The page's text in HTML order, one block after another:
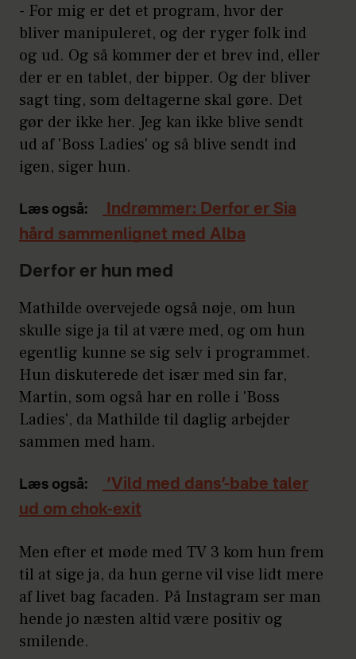
- For mig er det et program, hvor der
bliver manipuleret, og der ryger folk ind
og ud. Og så kommer der et brev ind, eller
der er en tablet, der bipper. Og der bliver
sagt ting, som deltagerne skal gøre. Det
gør der ikke her. Jeg kan ikke blive sendt
ud af 'Boss Ladies' og så blive sendt ind
igen, siger hun.
Læs også:
Indrømmer: Derfor er Sia
hård sammenlignet med Alba
Derfor er hun med
Mathilde overvejede også nøje, om hun
skulle sige ja til at være med, og om hun
egentlig kunne se sig selv i programmet.
Hun diskuterede det især med sin far,
Martin, som også har en rolle i 'Boss
Ladies', da Mathilde til daglig arbejder
sammen med ham.
Læs også:
‘Vild med dans’-babe taler
ud om chok-exit
Men efter et møde med TV 3 kom hun frem
til at sige ja, da hun gerne vil vise lidt mere
af livet bag facaden. På Instagram ser man
hende jo næsten altid være positiv og
smilende.